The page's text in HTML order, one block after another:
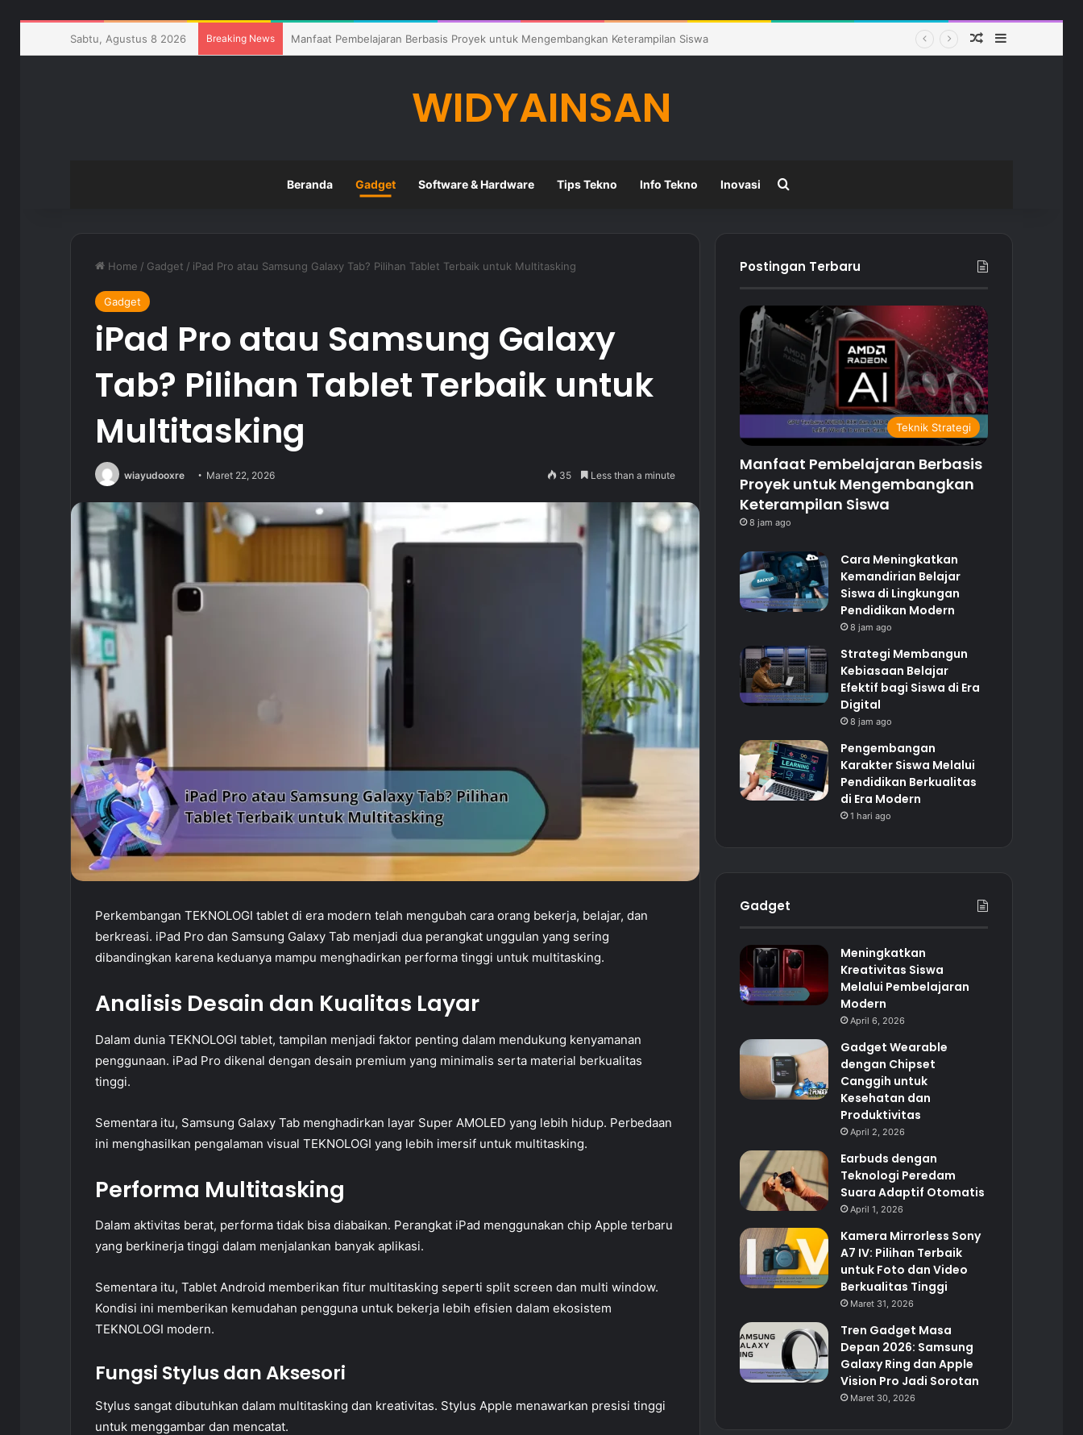
Sabtu, Agustus 8 2026 Breaking News Cara Meningkatkan Kemandirian Belajar Siswa di Lingkungan Pendidikan Modern Random Article
Sidebar
WIDYAINSAN
Beranda Gadget Software & Hardware Tips Tekno Info Tekno Inovasi
Home / Gadget / iPad Pro atau Samsung Galaxy Tab? Pilihan Tablet Terbaik untuk Multitasking
Gadget
iPad Pro atau Samsung Galaxy
Tab? Pilihan Tablet Terbaik untuk
Multitasking
wiayudooxre Maret 22, 2026 35 Less than a minute
Perkembangan TEKNOLOGI tablet di era modern telah mengubah cara orang bekerja, belajar, dan
berkreasi. iPad Pro dan Samsung Galaxy Tab menjadi dua perangkat unggulan yang sering
dibandingkan karena keduanya mampu menghadirkan performa tinggi untuk multitasking.
Analisis Desain dan Kualitas Layar
Dalam dunia TEKNOLOGI tablet, tampilan menjadi faktor penting dalam mendukung kenyamanan
penggunaan. iPad Pro dikenal dengan desain premium yang minimalis serta material berkualitas
tinggi.
Sementara itu, Samsung Galaxy Tab menghadirkan layar Super AMOLED yang lebih hidup. Perbedaan
ini menghasilkan pengalaman visual TEKNOLOGI yang lebih imersif untuk multitasking.
Performa Multitasking
Dalam aktivitas berat, performa tidak bisa diabaikan. Perangkat iPad menggunakan chip Apple terbaru
yang berkinerja tinggi dalam menjalankan banyak aplikasi.
Sementara itu, Tablet Android memberikan fitur multitasking seperti split screen dan multi window.
Kondisi ini memberikan kemudahan pengguna untuk bekerja lebih efisien dalam ekosistem
TEKNOLOGI modern.
Fungsi Stylus dan Aksesori
Stylus sangat dibutuhkan dalam multitasking dan kreativitas. Stylus Apple menawarkan presisi tinggi
untuk menggambar dan mencatat.
Postingan Terbaru
Teknik Strategi
Manfaat Pembelajaran Berbasis
Proyek untuk Mengembangkan
Keterampilan Siswa
8 jam ago
Cara Meningkatkan
Kemandirian Belajar
Siswa di Lingkungan
Pendidikan Modern
8 jam ago
Strategi Membangun
Kebiasaan Belajar
Efektif bagi Siswa di Era
Digital
8 jam ago
Pengembangan
Karakter Siswa Melalui
Pendidikan Berkualitas
di Era Modern
1 hari ago
Gadget
Meningkatkan
Kreativitas Siswa
Melalui Pembelajaran
Modern
April 6, 2026
Gadget Wearable
dengan Chipset
Canggih untuk
Kesehatan dan
Produktivitas
April 2, 2026
Earbuds dengan
Teknologi Peredam
Suara Adaptif Otomatis
April 1, 2026
Kamera Mirrorless Sony
A7 IV: Pilihan Terbaik
untuk Foto dan Video
Berkualitas Tinggi
Maret 31, 2026
Tren Gadget Masa
Depan 2026: Samsung
Galaxy Ring dan Apple
Vision Pro Jadi Sorotan
Maret 30, 2026